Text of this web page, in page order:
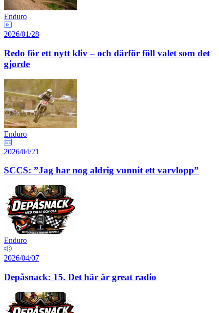
Enduro
2026/01/28
Redo för ett nytt kliv – och därför föll valet som det
gjorde
Enduro
2026/04/21
SCCS: ”Jag har nog aldrig vunnit ett varvlopp”
Enduro
2026/04/07
Depåsnack: 15. Det här är great radio